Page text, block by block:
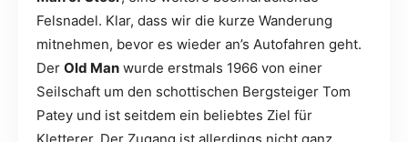
Felsnadel. Klar, dass wir die kurze Wanderung
mitnehmen, bevor es wieder an’s Autofahren geht.
Der Old Man wurde erstmals 1966 von einer
Seilschaft um den schottischen Bergsteiger Tom
Patey und ist seitdem ein beliebtes Ziel für